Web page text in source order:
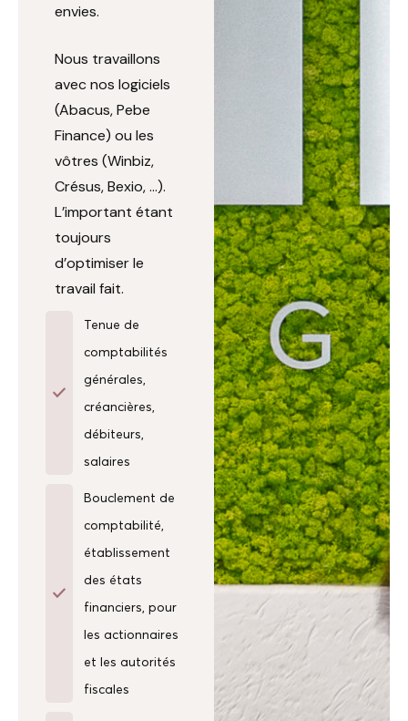
envies.
Nous travaillons
avec nos logiciels
(Abacus, Pebe
Finance) ou les
vôtres (Winbiz,
Crésus, Bexio, …).
L’important étant
toujours
d’optimiser le
travail fait.
Tenue de
comptabilités
générales,
créancières,
débiteurs,
salaires
Bouclement de
comptabilité,
établissement
des états
financiers, pour
les actionnaires
et les autorités
fiscales